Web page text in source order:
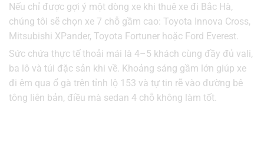
Nếu chỉ được gợi ý một dòng xe khi thuê xe đi Bắc Hà,
chúng tôi sẽ chọn xe 7 chỗ gầm cao: Toyota Innova Cross,
Mitsubishi XPander, Toyota Fortuner hoặc Ford Everest.
Sức chứa thực tế thoải mái là 4–5 khách cùng đầy đủ vali,
ba lô và túi đặc sản khi về. Khoảng sáng gầm lớn giúp xe
đi êm qua ổ gà trên tỉnh lộ 153 và tự tin rẽ vào đường bê
tông liên bản, điều mà sedan 4 chỗ không làm tốt.